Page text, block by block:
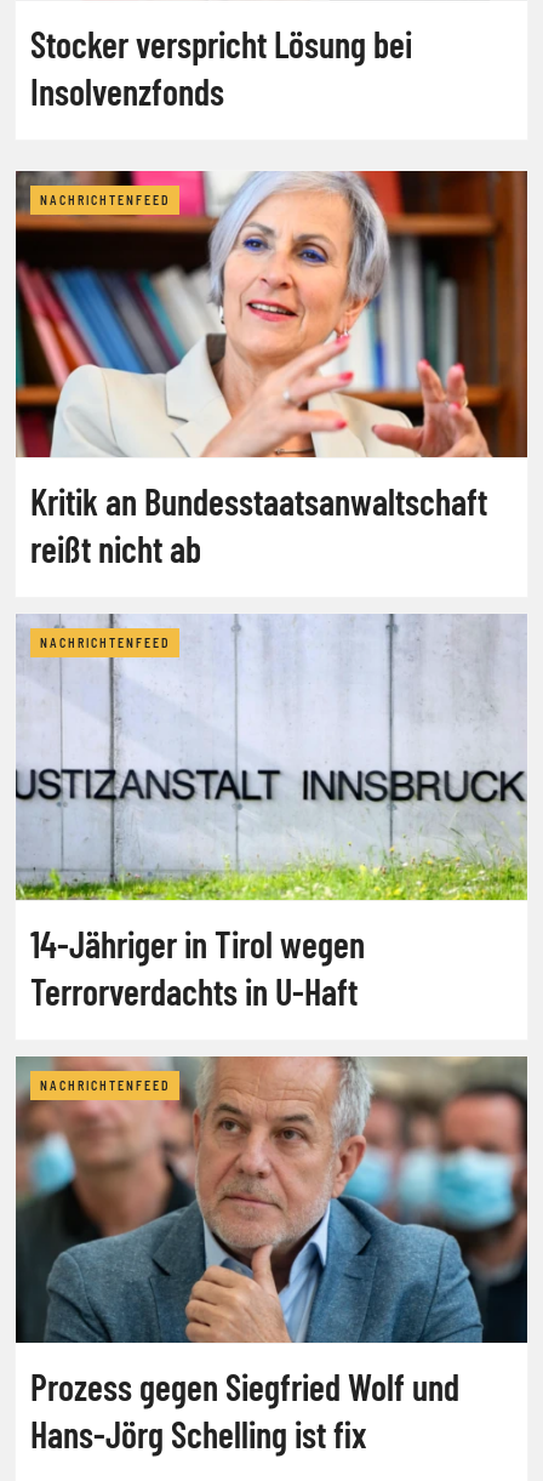
Stocker verspricht Lösung bei
Insolvenzfonds
NACHRICHTENFEED
Kritik an Bundesstaatsanwaltschaft
reißt nicht ab
NACHRICHTENFEED
14-Jähriger in Tirol wegen
Terrorverdachts in U-Haft
NACHRICHTENFEED
Prozess gegen Siegfried Wolf und
Hans-Jörg Schelling ist fix